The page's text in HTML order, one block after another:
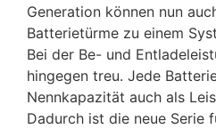
Generation können nun
Batterietürme zu einem
Bei der Be- und
hingegen treu. Jede
Nennkapazität auch als
Dadurch ist die neue Serie